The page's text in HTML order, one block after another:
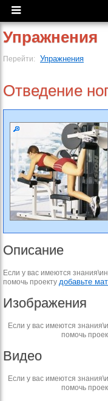
Упражнения
Перейти: Упражнения
Отведение
Описание
Если у вас имеются
помочь проекту добавьте
Изображения
Если у вас имеются
помочь
Видео
Если у вас имеются
помочь